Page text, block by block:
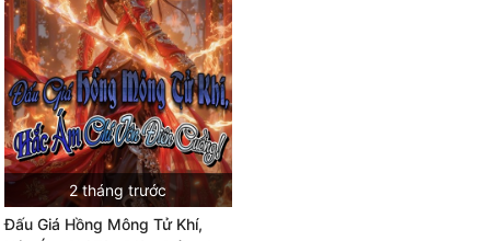
2 tháng trước
Đấu Giá Hồng Mông Tử Khí,